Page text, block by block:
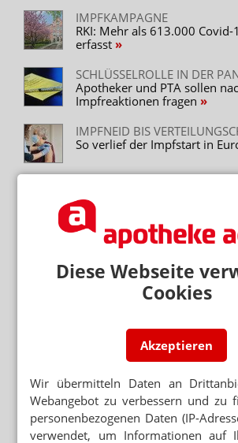
Diese Webseite
Cookies
Akzeptieren
Wir übermitteln Daten an
Webangebot zu verbessern und zu
personenbezogenen Daten (IP-
verwendet, um Informationen auf
IMPFKAMPAGNE
RKI: Mehr als 613.000
erfasst
SCHLÜSSELROLLE IN DER
Apotheker und PTA sollen
Impfreaktionen fragen
IMPFNEID BIS
So verlief der Impfstart in
Iran: Ayatollah blockiert
Mehr zum Thema
STIKO- UND PEI-INFORMATIONEN
APOTHEKEN SOLLEN PATIENTEN
Ab August: Eferox in neuer
MENINGEOM
Neue Kontraindikation für Minipille